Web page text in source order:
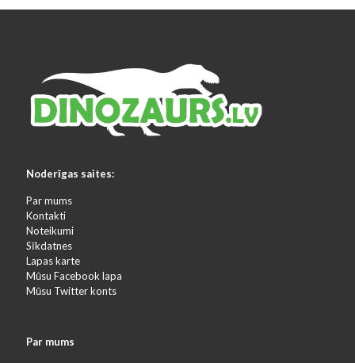
Noderīgas saites:
Par mums
Kontakti
Noteikumi
Sīkdatnes
Lapas karte
Mūsu Facebook lapa
Mūsu Twitter konts
Par mums